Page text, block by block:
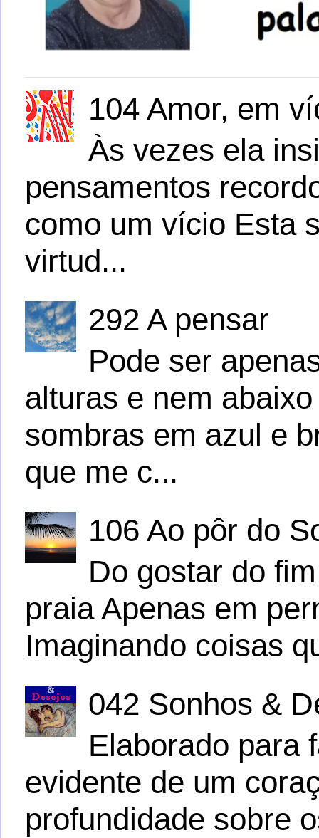
104 Amor, em
Às vezes ela
pensamentos
como um vício Esta
virtud...
292 A pensar
Pode ser
alturas e nem
sombras em azul e
que me c...
106 Ao pôr do
Do gostar do
praia Apenas em
Imaginando coisas
042 Sonhos &
Elaborado para
evidente de um
profundidade sobre